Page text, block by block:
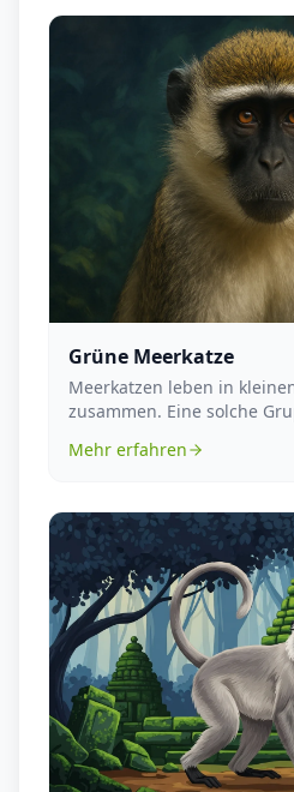
Grüne Meerkatze
Meerkatzen leben in
zusammen. Eine solche
Mehr erfahren